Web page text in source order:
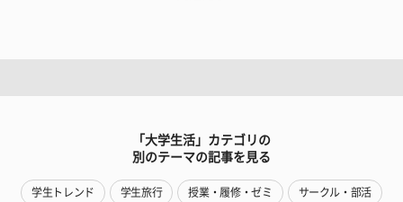
「大学生活」カテゴリの
別のテーマの記事を見る
学生トレンド 学生旅行 授業・履修・ゼミ サークル・部活